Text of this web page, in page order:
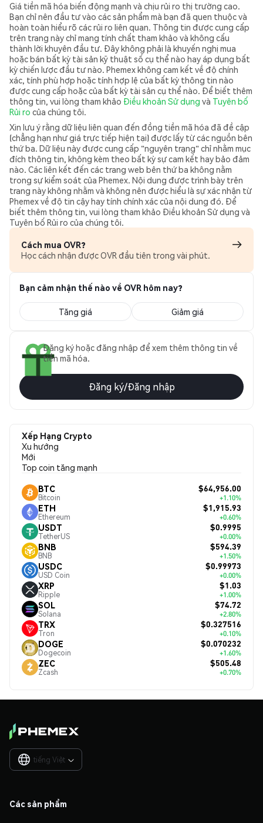
Giá tiền mã hóa biến động mạnh và chịu rủi ro thị trường cao.
Bạn chỉ nên đầu tư vào các sản phẩm mà bạn đã quen thuộc và
hoàn toàn hiểu rõ các rủi ro liên quan. Thông tin được cung cấp
trên trang này chỉ mang tính chất tham khảo và không cấu
thành lời khuyên đầu tư. Đây không phải là khuyến nghị mua
hoặc bán bất kỳ tài sản kỹ thuật số cụ thể nào hay áp dụng bất
kỳ chiến lược đầu tư nào. Phemex không cam kết về độ chính
xác, tính phù hợp hoặc tính hợp lệ của bất kỳ thông tin nào
được cung cấp hoặc của bất kỳ tài sản cụ thể nào. Để biết thêm
thông tin, vui lòng tham khảo Điều khoản Sử dụng và Tuyên bố
Rủi ro của chúng tôi.
Xin lưu ý rằng dữ liệu liên quan đến đồng tiền mã hóa đã đề cập
(chẳng hạn như giá trực tiếp hiện tại) được lấy từ các nguồn bên
thứ ba. Dữ liệu này được cung cấp "nguyên trạng" chỉ nhằm mục
đích thông tin, không kèm theo bất kỳ sự cam kết hay bảo đảm
nào. Các liên kết đến các trang web bên thứ ba không nằm
trong sự kiểm soát của Phemex. Nội dung được trình bày trên
trang này không nhằm và không nên được hiểu là sự xác nhận từ
Phemex về độ tin cậy hay tính chính xác của nội dung đó. Để
biết thêm thông tin, vui lòng tham khảo Điều khoản Sử dụng và
Tuyên bố Rủi ro của chúng tôi.
Cách mua OVR?
Học cách nhận được OVR đầu tiên trong vài phút.
Bạn cảm nhận thế nào về OVR hôm nay?
Tăng giá Giảm giá
Đăng ký hoặc đăng nhập để xem thêm thông tin về
tiền mã hóa.
Đăng ký/Đăng nhập
Xếp Hạng Crypto
Xu hướng
Mới
Top coin tăng mạnh
BTC
Bitcoin
$64,956.00
+1.10%
ETH
Ethereum
$1,915.93
+0.60%
USDT
TetherUS
$0.9995
+0.00%
BNB
BNB
$594.39
+1.50%
USDC
USD Coin
$0.99973
+0.00%
XRP
Ripple
$1.03
+1.00%
SOL
Solana
$74.72
+2.80%
TRX
Tron
$0.327516
+0.10%
DOGE
Dogecoin
$0.070232
+1.60%
ZEC
Zcash
$505.48
+0.70%
tiếng Việt 
Các sản phẩm